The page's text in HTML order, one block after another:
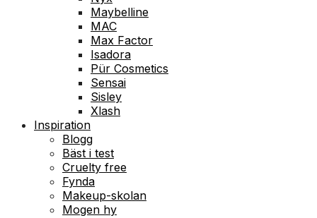
Maybelline
MAC
Max Factor
Isadora
Pür Cosmetics
Sensai
Sisley
Xlash
Inspiration
Blogg
Bäst i test
Cruelty free
Fynda
Makeup-skolan
Mogen hy